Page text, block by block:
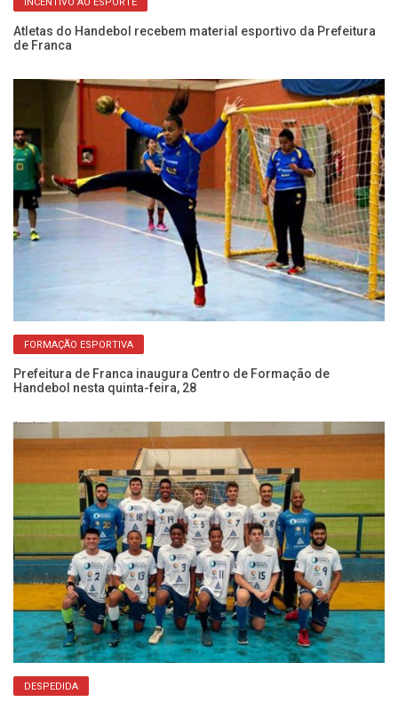
INCENTIVO AO ESPORTE
Atletas do Handebol recebem material esportivo da Prefeitura
de Franca
FORMAÇÃO ESPORTIVA
Prefeitura de Franca inaugura Centro de Formação de
Handebol nesta quinta-feira, 28
DESPEDIDA